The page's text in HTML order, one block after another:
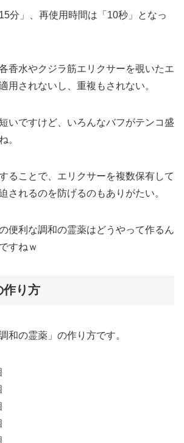
分」、再使用時間は「10秒」となっ
香水やクジラ筋エリクサーを覗いたエ
用されないし、重複もされない。
いですけど、いろんなバフがテンコ盛
。
ることで、エリクサーを複数保有して
されるのを防げるのもありがたい。
便利な調和の霊薬はどうやって作るん
すねｗ
作り方
和の霊薬」の作り方です。